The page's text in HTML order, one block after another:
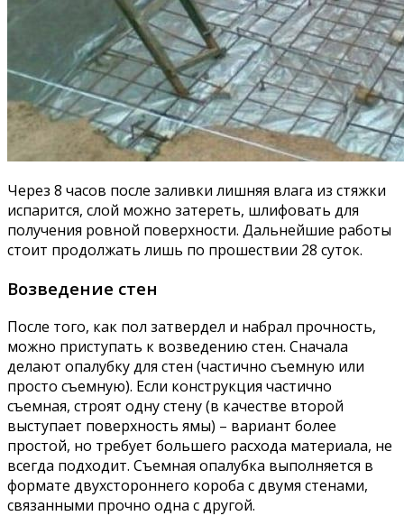
Через 8 часов после заливки лишняя влага из стяжки
испарится, слой можно затереть, шлифовать для
получения ровной поверхности. Дальнейшие работы
стоит продолжать лишь по прошествии 28 суток.
Возведение стен
После того, как пол затвердел и набрал прочность,
можно приступать к возведению стен. Сначала
делают опалубку для стен (частично съемную или
просто съемную). Если конструкция частично
съемная, строят одну стену (в качестве второй
выступает поверхность ямы) – вариант более
простой, но требует большего расхода материала, не
всегда подходит. Съемная опалубка выполняется в
формате двухстороннего короба с двумя стенами,
связанными прочно одна с другой.